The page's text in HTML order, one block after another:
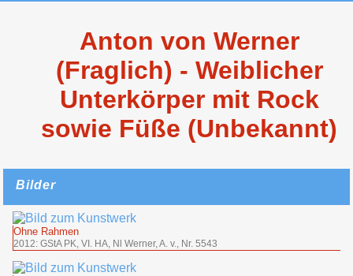
Anton von Werner
(Fraglich) - Weiblicher
Unterkörper mit Rock
sowie Füße (Unbekannt)
Bilder
Ohne Rahmen
2012: GStA PK, VI. HA, Nl Werner, A. v., Nr. 5543